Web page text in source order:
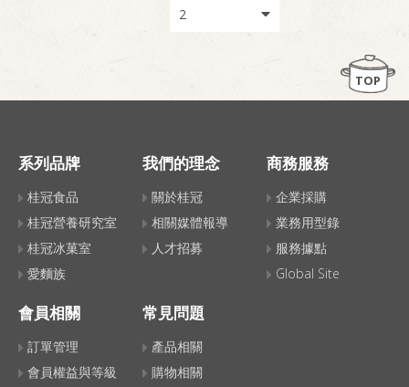
TOP
系列品牌
桂冠食品
桂冠營養研究室
桂冠冰菓室
愛麵族
我們的理念
關於桂冠
相關媒體報導
人才招募
商務服務
企業採購
業務用型錄
服務據點
Global Site
會員相關
訂單管理
會員權益與等級
常見問題
產品相關
購物相關